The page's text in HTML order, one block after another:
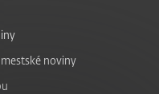
noviny